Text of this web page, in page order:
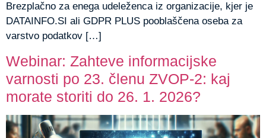
Brezplačno za enega udeleženca iz organizacije, kjer je
DATAINFO.SI ali GDPR PLUS pooblaščena oseba za
varstvo podatkov […]
Webinar: Zahteve informacijske
varnosti po 23. členu ZVOP-2: kaj
morate storiti do 26. 1. 2026?